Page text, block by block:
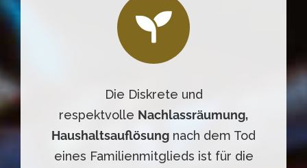
Die Diskrete und
respektvolle Nachlassräumung,
Haushaltsauflösung nach dem Tod
eines Familienmitglieds ist für die